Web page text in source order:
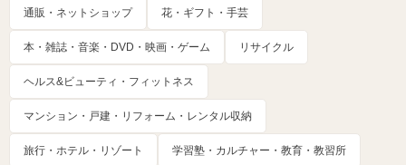
通販・ネットショップ 花・ギフト・手芸
本・雑誌・音楽・DVD・映画・ゲーム リサイクル
ヘルス&ビューティ・フィットネス
マンション・戸建・リフォーム・レンタル収納
旅行・ホテル・リゾート 学習塾・カルチャー・教育・教習所